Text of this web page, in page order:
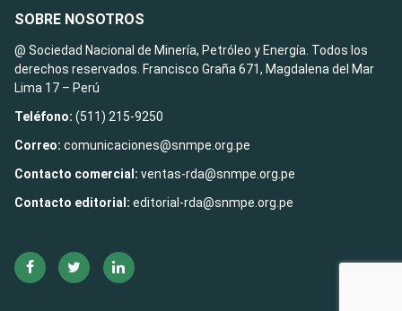
SOBRE NOSOTROS
@ Sociedad Nacional de Minería, Petróleo y Energía. Todos los
derechos reservados. Francisco Graña 671, Magdalena del Mar
Lima 17 – Perú
Teléfono: (511) 215-9250
Correo: comunicaciones@snmpe.org.pe
Contacto comercial: ventas-rda@snmpe.org.pe
Contacto editorial: editorial-rda@snmpe.org.pe